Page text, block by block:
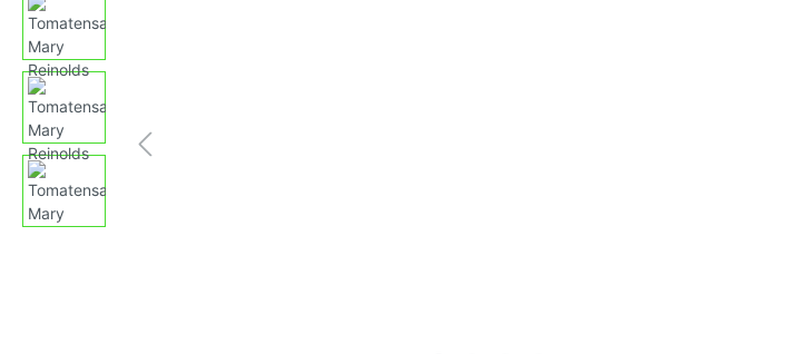
Tomatensamen, gelb,
großfruchtig
Tomatensamen, blau (Antho-
Tomaten)
Tomatensamen, violett/purple
Fruchtgemüse